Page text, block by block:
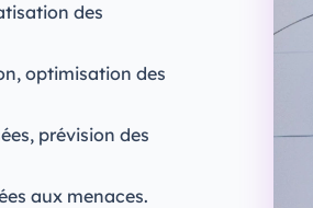
des
optimisation des
prévision des
aux menaces.